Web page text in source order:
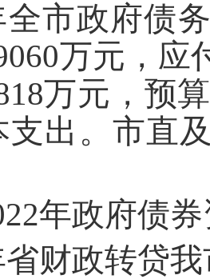
全市政府债
万元，应
万元，预
支出。市直
年政府债
省财政转贷